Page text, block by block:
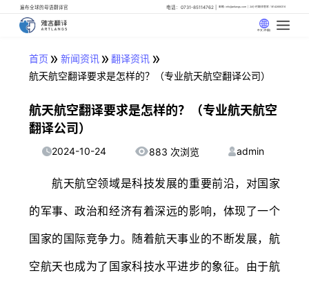
遍布全球的母语翻译官 电话：0731-85114762 邮箱: info@artlangs.com 24小时翻译管家: 18142666316
中文 (中国)
首页 » 新闻资讯» 翻译资讯 »
航天航空翻译要求是怎样的？（专业航天航空翻译公司）
航天航空翻译要求是怎样的？（专业航天航空
翻译公司）
2024-10-24 883 次浏览 admin
航天航空领域是科技发展的重要前沿，对国家
的军事、政治和经济有着深远的影响，体现了一个
国家的国际竞争力。随着航天事业的不断发展，航
空航天也成为了国家科技水平进步的象征。由于航